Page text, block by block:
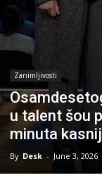
Zanimljivosti
u talent šou
minuta
By Desk - June 3, 2026